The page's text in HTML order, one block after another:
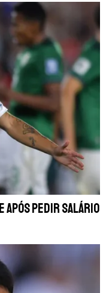
após pedir salário